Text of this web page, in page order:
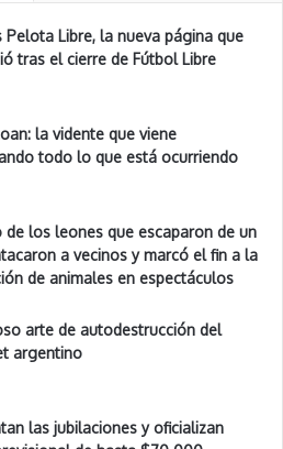
Pelota Libre, la nueva página que
tras el cierre de Fútbol Libre
la vidente que viene
todo lo que está ocurriendo
de los leones que escaparon de un
a vecinos y marcó el fin a la
de animales en espectáculos
arte de autodestrucción del
argentino
las jubilaciones y oficializan